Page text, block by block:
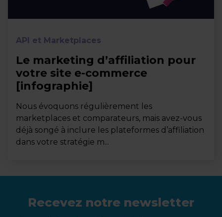
API et Marketplaces
Le marketing d’affiliation pour
votre site e-commerce
[infographie]
Nous évoquons régulièrement les
marketplaces et comparateurs, mais avez-vous
déjà songé à inclure les plateformes d’affiliation
dans votre stratégie m...
Recevez notre newsletter